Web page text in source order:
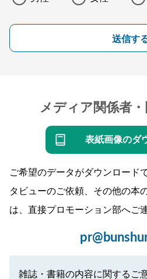
送信す
メディア関係者
表紙画像のダ
ご希望のデータがダウンロード
タビューのご依頼、その他の本
は、直接プロモーション部へご
雑誌・書籍の内容に関するご